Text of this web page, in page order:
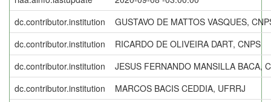
dc.contributor.institution
GUSTAVO DE MATTOS VASQUES,
dc.contributor.institution
RICARDO DE OLIVEIRA DART, CNPS
dc.contributor.institution
JESUS FERNANDO MANSILLA BACA,
dc.contributor.institution
MARCOS BACIS CEDDIA, UFRRJ